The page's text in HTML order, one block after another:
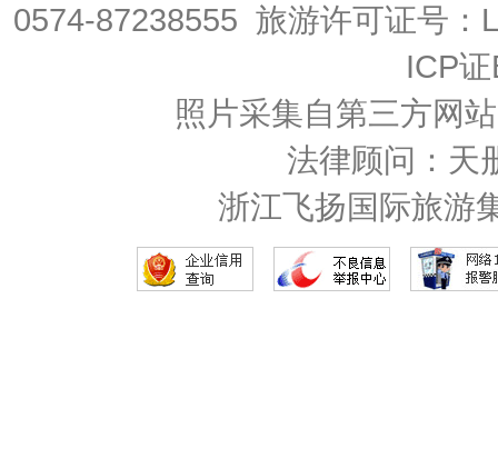
0574-87238555 旅游许可证号
ICP
照片采集自第三方网
法律顾问：天
浙江飞扬国际旅游